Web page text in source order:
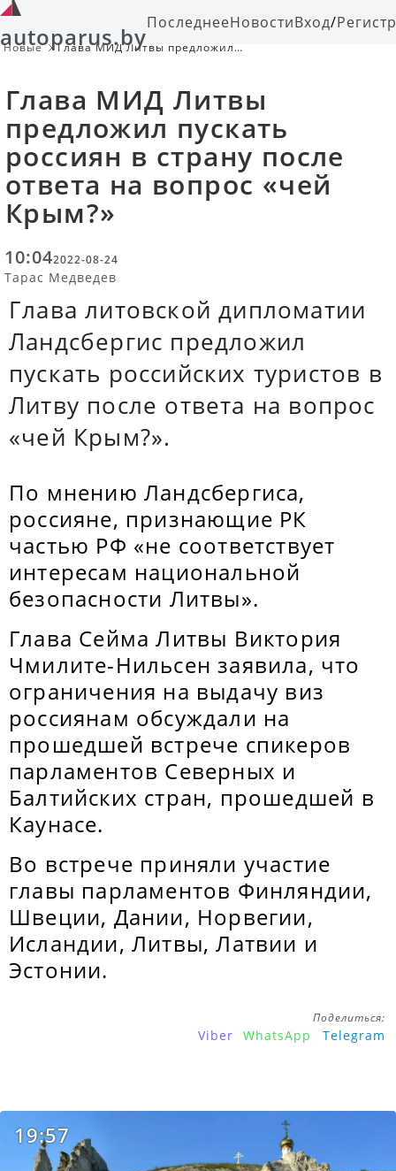
autoparus.byПоследнееНовостиВход/
Новые
Глава МИД Литвы предложил
Глава МИД Литвы
предложил пускать
россиян в страну после
ответа на вопрос «чей
Крым?»
10:042022-08-24
Тарас Медведев
Глава литовской дипломатии
Ландсбергис предложил
пускать российских туристов в
Литву после ответа на вопрос
«чей Крым?».
По мнению Ландсбергиса,
россияне, признающие РК
частью РФ «не соответствует
интересам национальной
безопасности Литвы».
Глава Сейма Литвы Виктория
Чмилите-Нильсен заявила, что
ограничения на выдачу виз
россиянам обсуждали на
прошедшей встрече спикеров
парламентов Северных и
Балтийских стран, прошедшей в
Каунасе.
Во встрече приняли участие
главы парламентов Финляндии,
Швеции, Дании, Норвегии,
Исландии, Литвы, Латвии и
Эстонии.
Поделиться:
Viber WhatsApp Telegram
19:57